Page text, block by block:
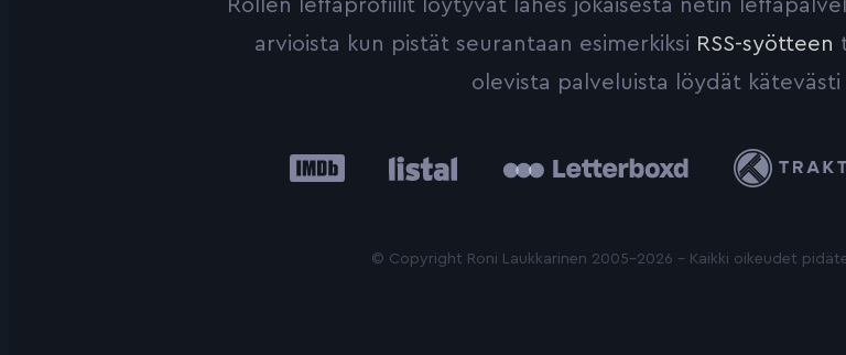
Rollen leffaprofiilit löytyvät lähes jokaisesta netin
arvioista kun pistät seurantaan esimerkiksi RSS-syötteen
olevista palveluista löydät kätevästi
IMDb Trakt
© Copyright Roni Laukkarinen 2005-2026 - Kaikki oikeudet